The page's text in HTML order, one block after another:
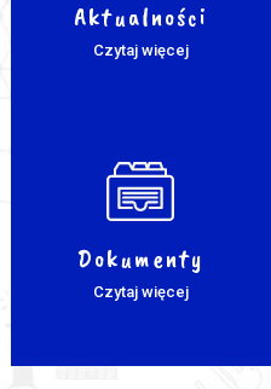
Aktualności
Czytaj więcej
Dokumenty
Czytaj więcej